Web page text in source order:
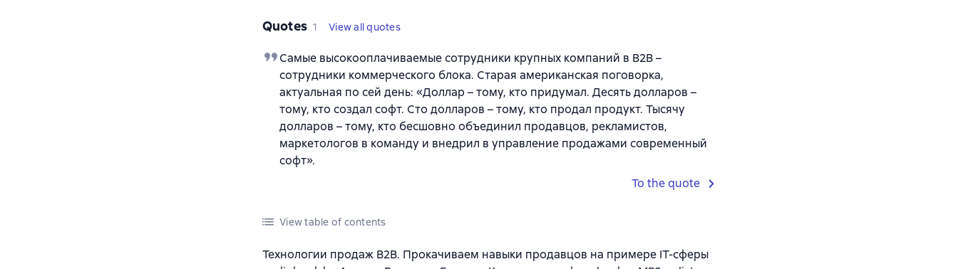
Quotes 1 View all quotes
Самые высокооплачиваемые сотрудники крупных компаний в В2В –
сотрудники коммерческого блока. Старая американская поговорка,
актуальная по сей день: «Доллар – тому, кто придумал. Десять долларов –
тому, кто создал софт. Сто долларов – тому, кто продал продукт. Тысячу
долларов – тому, кто бесшовно объединил продавцов, рекламистов,
маркетологов в команду и внедрил в управление продажами современный
софт».
To the quote
View table of contents
Технологии продаж B2B. Прокачиваем навыки продавцов на примере IT-сферы